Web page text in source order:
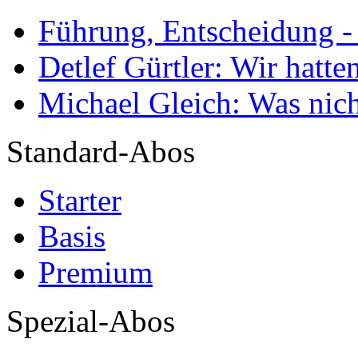
Führung, Entscheidung
Detlef Gürtler: Wir
Michael Gleich: Was
Standard-Abos
Starter
Basis
Premium
Spezial-Abos